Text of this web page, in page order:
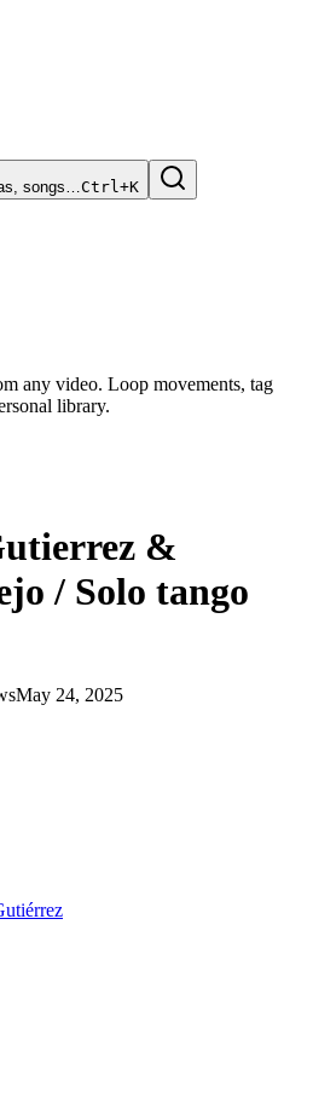
songs…Ctrl+K
any video. Loop movements, tag
library.
&
/ Solo tango
May 24, 2025